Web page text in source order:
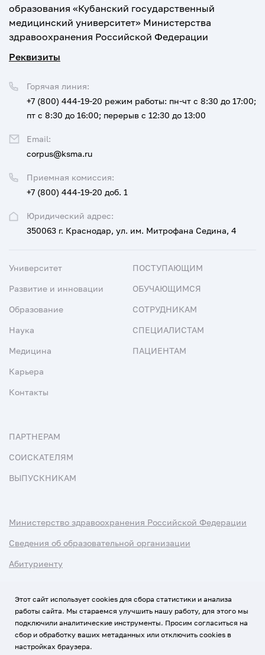
образования «Кубанский государственный
медицинский университет» Министерства
здравоохранения Российской Федерации
Реквизиты
Юридический адрес:
350063 г. Краснодар, ул. им. Митрофана Седина, 4
Приемная комиссия:
+7 (800) 444-19-20 доб. 1
Горячая линия:
+7 (800) 444-19-20 режим работы: пн-чт с 8:30 до 17:00;
пт с 8:30 до 16:00; перерыв с 12:30 до 13:00
Email:
corpus@ksma.ru
Университет
Развитие и инновации
Образование
Наука
Медицина
Карьера
Контакты
ПОСТУПАЮЩИМ
ОБУЧАЮЩИМСЯ
СОТРУДНИКАМ
СПЕЦИАЛИСТАМ
ПАЦИЕНТАМ
ПАРТНЕРАМ
СОИСКАТЕЛЯМ
ВЫПУСКНИКАМ
Министерство здравоохранения Российской Федерации
Сведения об образовательной организации
Абитуриенту
Использование Cookies
Политика обработки персональных данных
Этот сайт использует cookies для сбора статистики и анализа
работы сайта. Мы стараемся улучшить нашу работу, для этого мы
подключили аналитические инструменты. Просим согласиться на
сбор и обработку ваших метаданных или отключить cookies в
настройках браузера.